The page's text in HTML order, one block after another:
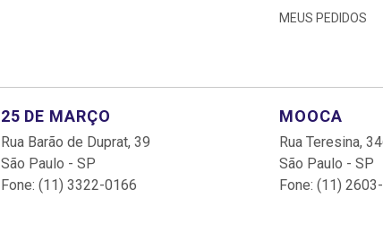
MEUS PEDIDOS
25 DE MARÇO
Rua Barão de Duprat, 39
São Paulo - SP
Fone: (11) 3322-0166
MOOCA
Rua Teresina,
São Paulo - SP
Fone: (11)